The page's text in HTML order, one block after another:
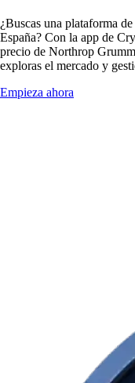
¿Buscas una plataforma
España? Con la app de
precio de Northrop
exploras el mercado y
Empieza ahora